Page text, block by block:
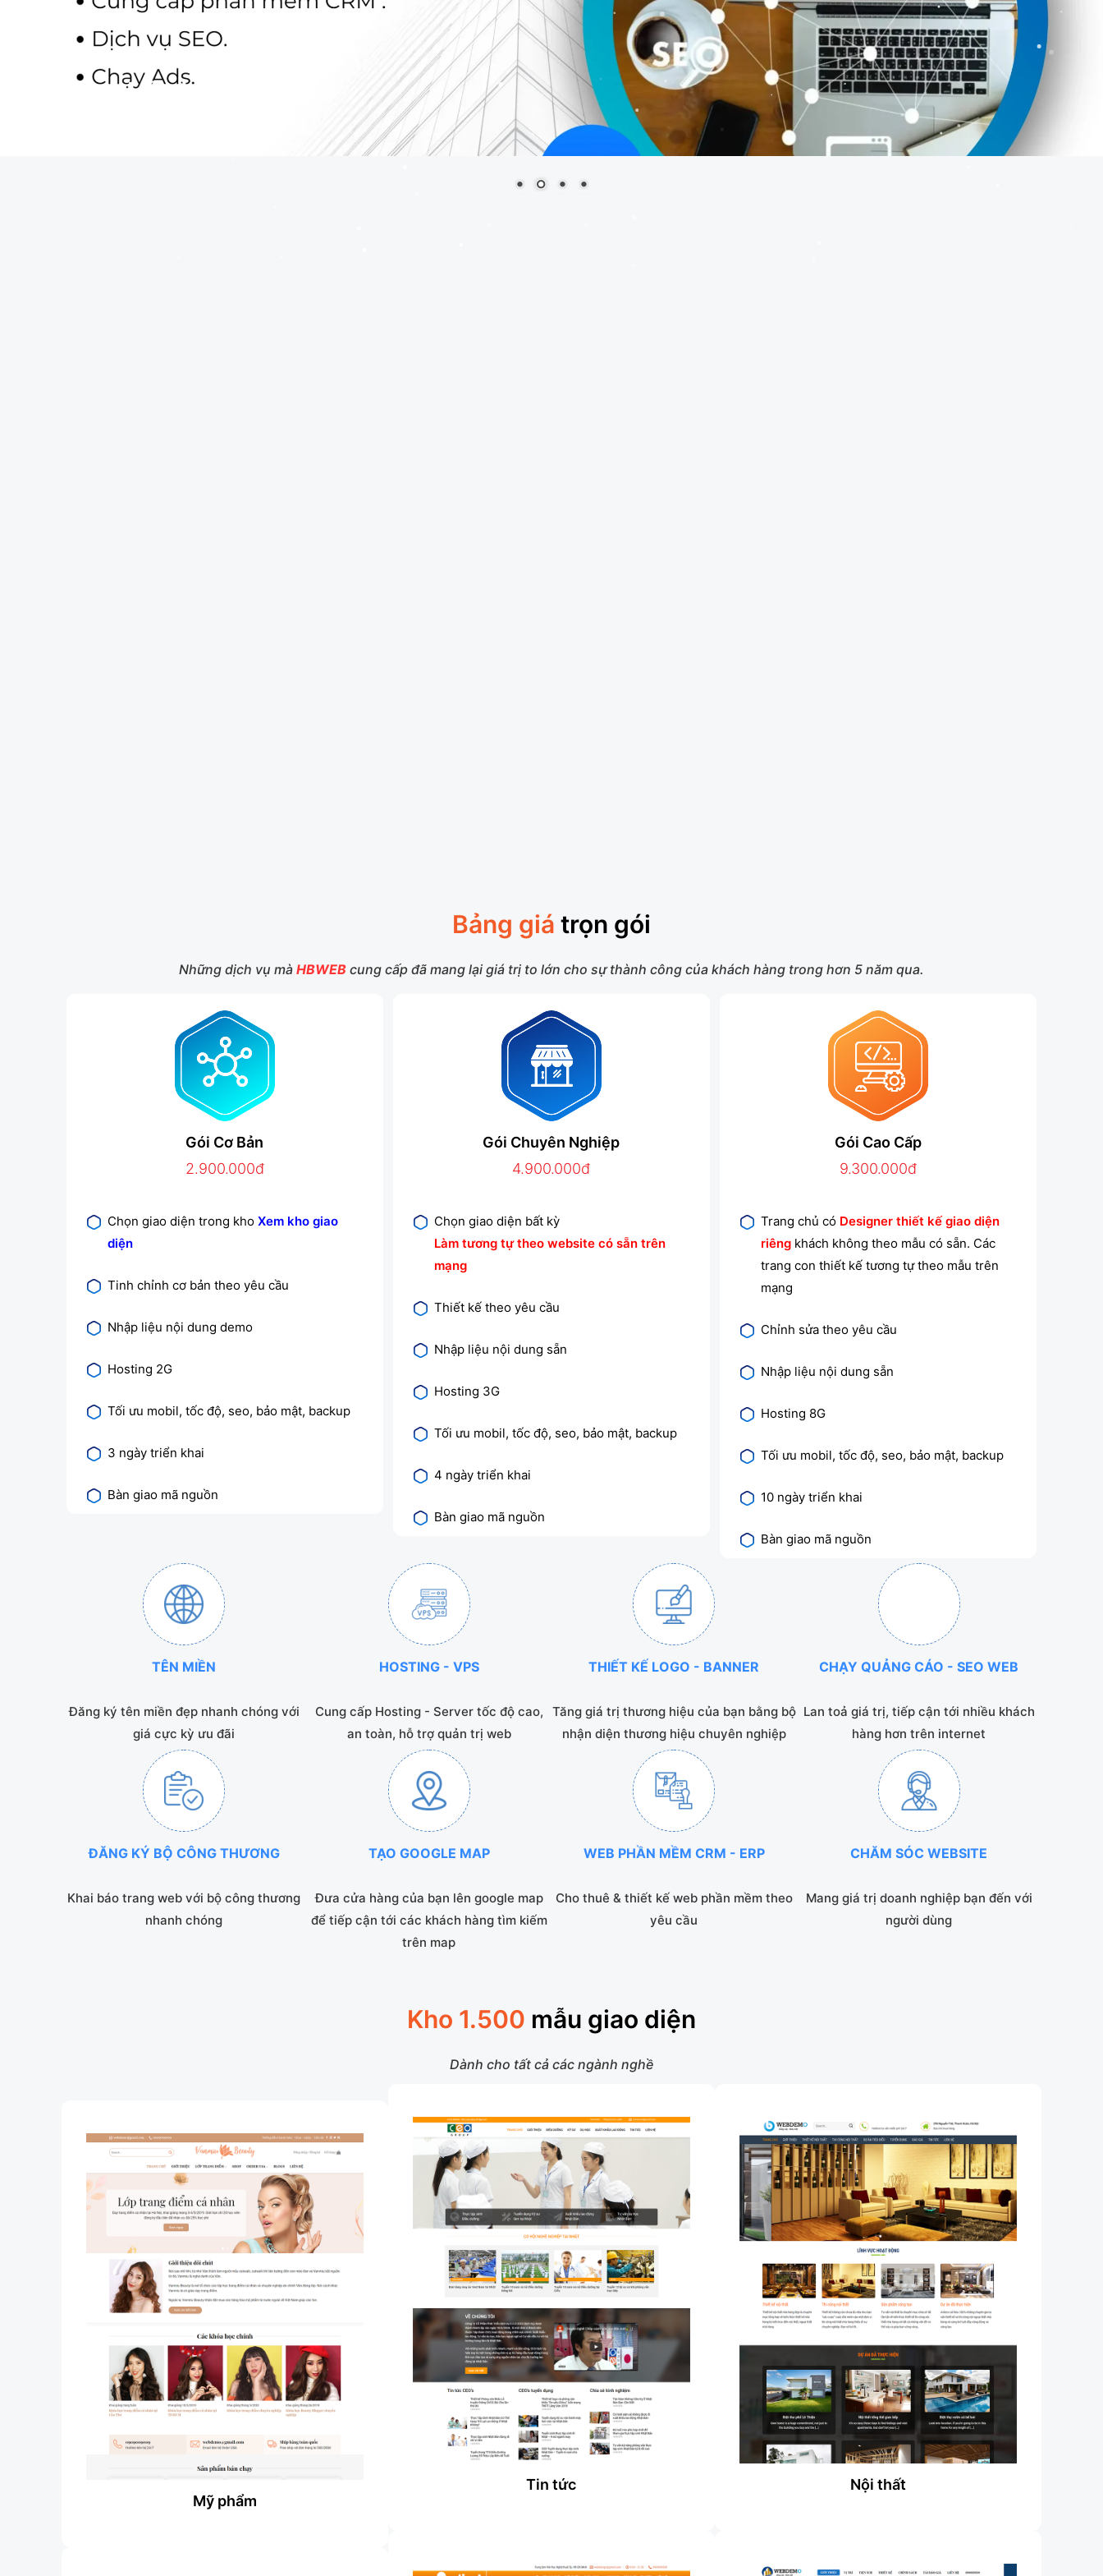
Bảng giá trọn gói
Những dịch vụ mà HBWEB cung cấp đã mang lại giá trị to lớn cho sự thành công của khách hàng trong hơn 5 năm qua.
Gói Cơ Bản
2.900.000đ
Chọn giao diện trong kho Xem kho giao
diện
Tinh chỉnh cơ bản theo yêu cầu
Nhập liệu nội dung demo
Hosting 2G
Tối ưu mobil, tốc độ, seo, bảo mật, backup
3 ngày triển khai
Bàn giao mã nguồn
Gói Chuyên Nghiệp
4.900.000đ
Chọn giao diện bất kỳ
Làm tương tự theo website có sẵn trên
mạng
Thiết kế theo yêu cầu
Nhập liệu nội dung sẵn
Hosting 3G
Tối ưu mobil, tốc độ, seo, bảo mật, backup
4 ngày triển khai
Bàn giao mã nguồn
Gói Cao Cấp
9.300.000đ
Trang chủ có Designer thiết kế giao diện
riêngkhách không theo mẫu có sẵn. Các
trang con thiết kế tương tự theo mẫu trên
mạng
Chỉnh sửa theo yêu cầu
Nhập liệu nội dung sẵn
Hosting 8G
Tối ưu mobil, tốc độ, seo, bảo mật, backup
10 ngày triển khai
Bàn giao mã nguồn
TÊN MIỀN
Đăng ký tên miền đẹp nhanh chóng với
giá cực kỳ ưu đãi
ĐĂNG KÝ BỘ CÔNG THƯƠNG
Khai báo trang web với bộ công thương
nhanh chóng
HOSTING - VPS
Cung cấp Hosting - Server tốc độ cao,
an toàn, hỗ trợ quản trị web
TẠO GOOGLE MAP
Đưa cửa hàng của bạn lên google map
để tiếp cận tới các khách hàng tìm kiếm
trên map
THIẾT KẾ LOGO - BANNER
Tăng giá trị thương hiệu của bạn bằng bộ
nhận diện thương hiệu chuyên nghiệp
WEB PHẦN MỀM CRM - ERP
Cho thuê & thiết kế web phần mềm theo
yêu cầu
CHẠY QUẢNG CÁO - SEO WEB
Lan toả giá trị, tiếp cận tới nhiều khách
hàng hơn trên internet
CHĂM SÓC WEBSITE
Mang giá trị doanh nghiệp bạn đến với
người dùng
Kho 1.500 mẫu giao diện
Dành cho tất cả các ngành nghề
Mỹ phẩm
Tin tức Nội thất